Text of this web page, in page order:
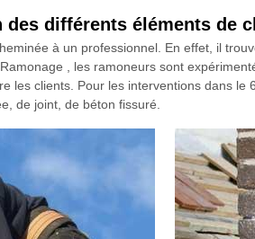
différents éléments de
à un professionnel. En effet, il
, les ramoneurs sont
les clients. Pour les interventions dans
de joint, de béton fissuré.